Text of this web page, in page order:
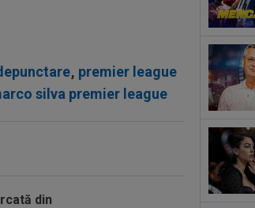
, premier league
silva premier league
din
VIDEO,
de
Bistrița
o...
19:58
21:00, în
19:56
”Bătăi
19:55